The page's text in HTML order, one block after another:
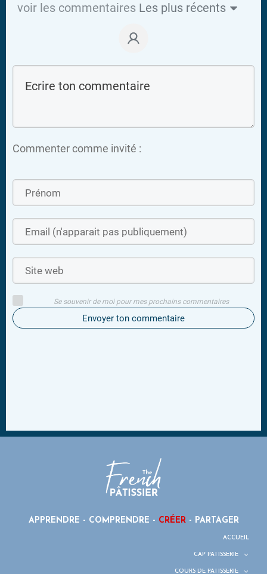
voir les commentaires Les plus récents
Commenter comme invité :
Se souvenir de moi pour mes prochains commentaires
Envoyer ton commentaire
APPRENDRE - COMPRENDRE - CRÉER- PARTAGER
ACCUEIL
CAP PÂTISSERIE
COURS DE PÂTISSERIE